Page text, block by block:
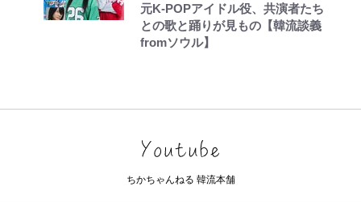
元K-POPアイドル役、共演者たち
との歌と踊りが見もの【韓流談義
fromソウル】
ちかちゃんねる 韓流本舗